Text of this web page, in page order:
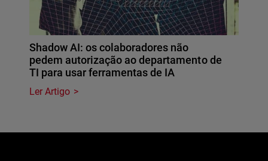
Shadow AI: os colaboradores não
pedem autorização ao departamento de
TI para usar ferramentas de IA
Ler Artigo